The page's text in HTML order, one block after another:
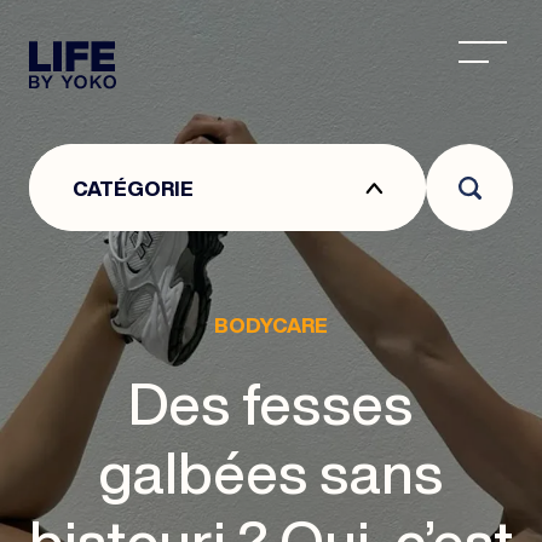
CATÉGORIE
BODYCARE
Des fesses
galbées sans